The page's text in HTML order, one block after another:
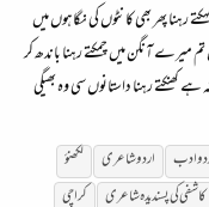
رہنا پھر بھی کانٹوں کی نگاہوں میں
تم میرے آنگن میں چمکتے رہنا باندھ کر
رہنا داستانوں سی وہ بھیگی
ادب اردو شاعری
لکھنؤ
کاشفی کی پسندیدہ شاعری کراچی